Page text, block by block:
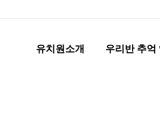
유치원소개 우리반 추